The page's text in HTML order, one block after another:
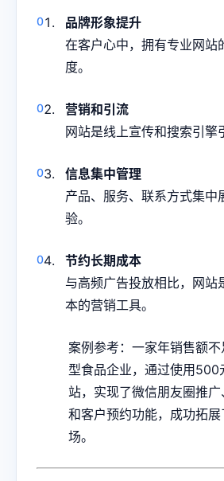
品牌形象提升
在客户心中，拥有专业网站
度。
营销和引流
网站是线上宣传和搜索引擎
信息集中管理
产品、服务、联系方式集中
验。
节约长期成本
与高频广告投放相比，网站
本的营销工具。
案例参考：一家年销售额
型食品企业，通过使用500
站，实现了微信朋友圈推
和客户预约功能，成功拓
场。